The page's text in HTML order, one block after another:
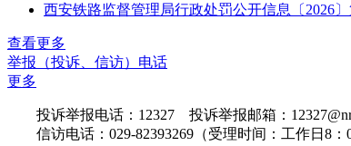
西安铁路监督管理局行政处罚公开信息〔2026
查看更多
举报（投诉、信访）电话
更多
投诉举报电话：12327 投诉举报邮箱：
信访电话：029-82393269（受理时间：工作日8：